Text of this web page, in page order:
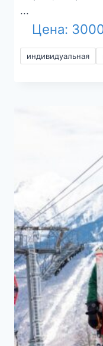
...
Цена:
индивидуальная